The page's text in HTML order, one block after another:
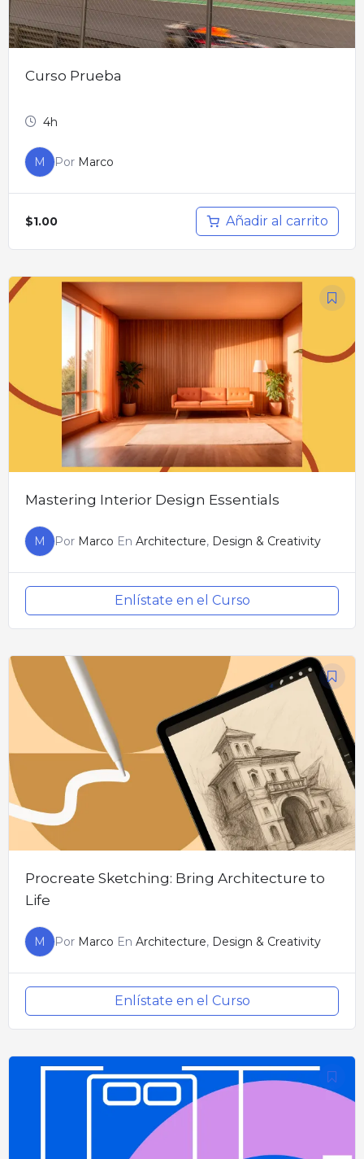
Curso Prueba
4h
M Por Marco
$1.00 Añadir al carrito
Mastering Interior Design Essentials
M Por Marco EnArchitecture, Design & Creativity
Enlístate en el Curso
Procreate Sketching: Bring Architecture to
Life
M Por Marco EnArchitecture, Design & Creativity
Enlístate en el Curso